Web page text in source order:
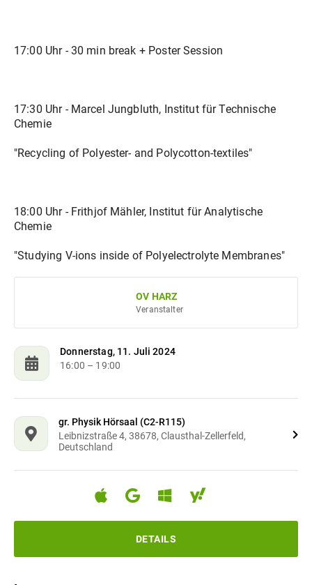
17:00 Uhr - 30 min break + Poster Session
17:30 Uhr - Marcel Jungbluth, Institut für Technische
Chemie
"Recycling of Polyester- and Polycotton-textiles"
18:00 Uhr - Frithjof Mähler, Institut für Analytische
Chemie
"Studying V-ions inside of Polyelectrolyte Membranes"
Veranstalter
OV HARZ
Donnerstag, 11. Juli 2024
16:00 – 19:00
gr. Physik Hörsaal (C2-R115)
Leibnizstraße 4, 38678, Clausthal-Zellerfeld,
Deutschland
DETAILS